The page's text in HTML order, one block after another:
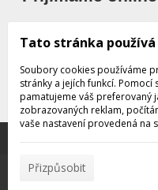
Děkujeme za
© 2026 WEXBO |
pomáhají poskytovat
vyjadřujete souhlas s
Tato stránka
Soubory cookies používáme
stránky a jejích funkcí.
pamatujeme váš preferovaný
zobrazovaných reklam,
vaše nastavení provedená na
Přizpůsobit